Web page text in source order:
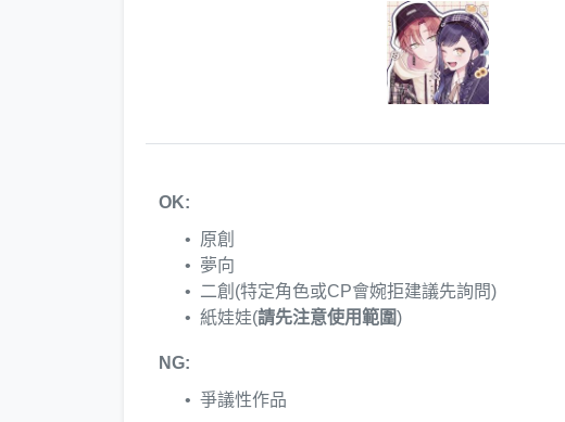
OK:
原創
夢向
二創(特定角色或CP會婉拒建議先詢問)
紙娃娃(請先注意使用範圍)
NG:
爭議性作品